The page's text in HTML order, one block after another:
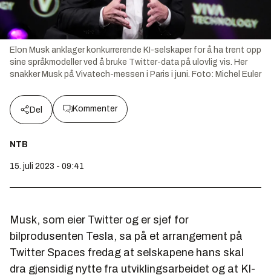
Elon Musk anklager konkurrerende KI-selskaper for å ha trent opp
sine språkmodeller ved å bruke Twitter-data på ulovlig vis. Her
snakker Musk på Vivatech-messen i Paris i juni. Foto: Michel Euler
Del Kommenter
NTB
15. juli 2023 - 09:41
Musk, som eier Twitter og er sjef for
bilprodusenten Tesla, sa på et arrangement på
Twitter Spaces fredag at selskapene hans skal
dra gjensidig nytte fra utviklingsarbeidet og at KI-